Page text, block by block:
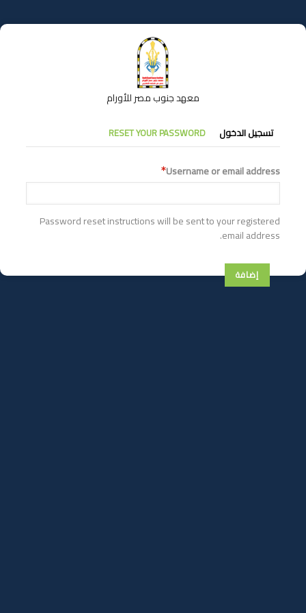
إلى
المحتوى
معهد جنوب مصر للأورام
التبويبات
الأساسية
تسجيل الدخول RESET YOUR PASSWORD
Username or email address
Password reset instructions will be sent to your registered
email address.